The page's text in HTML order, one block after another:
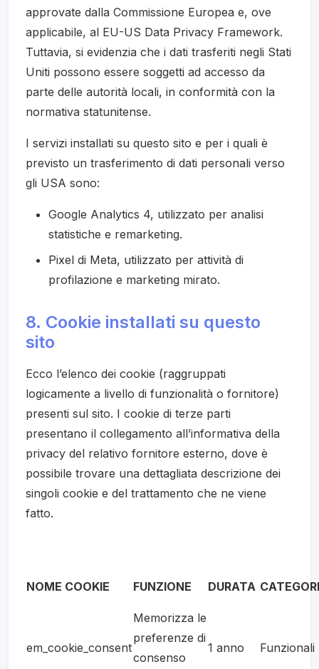
approvate dalla Commissione Europea e, ove
applicabile, al EU-US Data Privacy Framework.
Tuttavia, si evidenzia che i dati trasferiti negli Stati
Uniti possono essere soggetti ad accesso da
parte delle autorità locali, in conformità con la
normativa statunitense.
I servizi installati su questo sito e per i quali è
previsto un trasferimento di dati personali verso
gli USA sono:
Google Analytics 4, utilizzato per analisi
statistiche e remarketing.
Pixel di Meta, utilizzato per attività di
profilazione e marketing mirato.
8. Cookie installati su questo
sito
Ecco l’elenco dei cookie (raggruppati
logicamente a livello di funzionalità o fornitore)
presenti sul sito. I cookie di terze parti
presentano il collegamento all’informativa della
privacy del relativo fornitore esterno, dove è
possibile trovare una dettagliata descrizione dei
singoli cookie e del trattamento che ne viene
fatto.
NOME COOKIE FUNZIONE DURATA
em_cookie_consent
Memorizza le
preferenze di
consenso
1 anno Funzionali